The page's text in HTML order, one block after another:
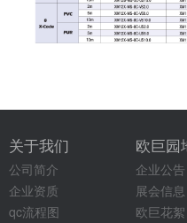
关于我们
公司简介
企业资质
qc流程图
欧巨园
企业公告
展会信息
欧巨花絮